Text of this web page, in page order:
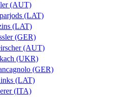
(AUT)
(LAT)
(LAT)
(GER)
(AUT)
(UKR)
(GER)
(LAT)
(ITA)